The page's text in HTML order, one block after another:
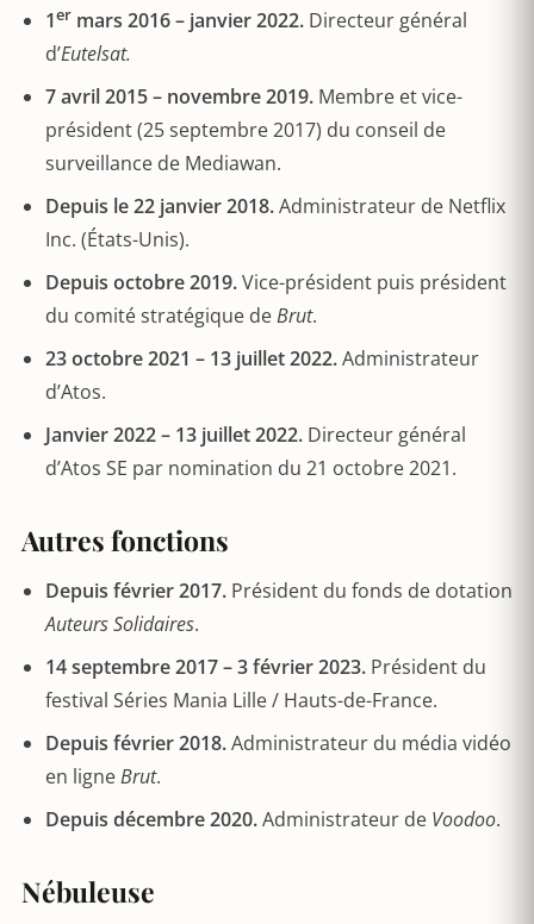
1er mars 2016 – janvier 2022. Directeur général
d’Eutelsat.
7 avril 2015 – novembre 2019. Membre et vice-
président (25 septembre 2017) du conseil de
surveillance de Mediawan.
Depuis le 22 janvier 2018.Administrateur de Netflix
Inc. (États-Unis).
Depuis octobre 2019.Vice-président puis président
du comité stratégique deBrut.
23 octobre 2021 – 13 juillet 2022.Administrateur
d’Atos.
Janvier 2022 – 13 juillet 2022. Directeur général
d’Atos SE par nomination du 21 octobre 2021.
Autres fonctions
Depuis février 2017. Président du fonds de dotation
Auteurs Solidaires.
14 septembre 2017 – 3 février 2023. Président du
festival Séries Mania Lille / Hauts-de-France.
Depuis février 2018.Administrateur du média vidéo
en ligneBrut.
Depuis décembre 2020.Administrateur de Voodoo.
Nébuleuse